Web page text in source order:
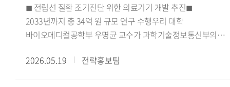
◼ 전립선 질환 조기진단 위한 의료기기 개발 추진◼
2033년까지 총 34억 원 규모 연구 수행우리 대학
바이오메디컬공학부 우명균 교수가 과학기술정보통신부의
디지털콜럼버스프로젝트 과제 연구책임자로 선정되었다.
2026.05.19 전략홍보팀